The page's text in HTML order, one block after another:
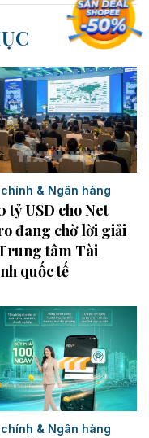
& Ngân hàng
tỷ USD cho Net
đang chờ lời giải
tâm Tài
quốc tế
& Ngân hàng